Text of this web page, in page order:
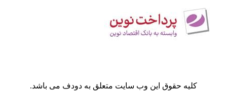
کلیه حقوق این وب سایت متعلق به دودف می باشد.